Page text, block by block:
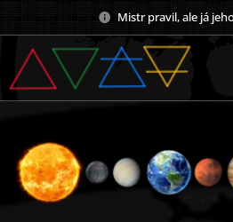
Mistr pravil, ale já